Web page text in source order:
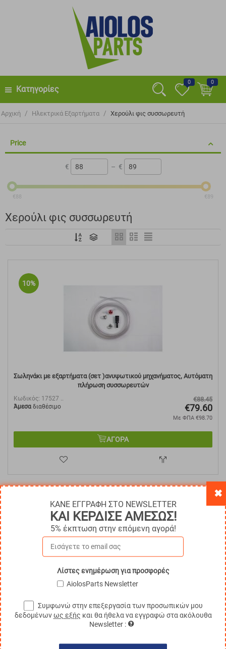
Κατηγορίες
0 0
Αρχική / Ηλεκτρικά Εξαρτήματα / Χερούλι φις συσσωρευτή
Price
€ – €
‎€88 ‎€89
Χερούλι φις συσσωρευτή
10%
Σωληνάκι με εξαρτήματα (σετ )ανυψωτικού μηχανήματος, Αυτόματη
πλήρωση συσσωρευτών
Κωδικός: 17527 ..
Άμεσα διαθέσιμο
€88.45
€79.60
Με ΦΠΑ €98.70
ΑΓΟΡΑ
100% Αξιόπιστα Ανταλλακτικά
Τα πάντα, για όλες τις μάρκες!
Πανελλαδική Εξυπηρέτηση
Άμεση εξυπηρέτηση σε όλη την Ελλάδα
Στις Online αγορές σας
✖
ΚΑΝΕ ΕΓΓΡΑΦΗ ΣΤΟ NEWSLETTER
ΚΑΙ ΚΕΡΔΙΣΕ ΑΜΕΣΩΣ!
5% έκπτωση στην επόμενη αγορά!
Λίστες ενημέρωση για προσφορές
AiolosParts Newsletter
Συμφωνώ στην επεξεργασία των προσωπικών μου
δεδομένωνως εξής και θα ήθελα να εγγραφώ στα ακόλουθα
Newsletter :